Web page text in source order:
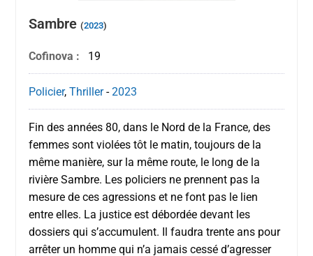
Sambre(2023)
Cofinova : 19
Policier,Thriller-2023
Fin des années 80, dans le Nord de la France, des
femmes sont violées tôt le matin, toujours de la
même manière, sur la même route, le long de la
rivière Sambre. Les policiers ne prennent pas la
mesure de ces agressions et ne font pas le lien
entre elles. La justice est débordée devant les
dossiers qui s’accumulent. Il faudra trente ans pour
arrêter un homme qui n’a jamais cessé d’agresser